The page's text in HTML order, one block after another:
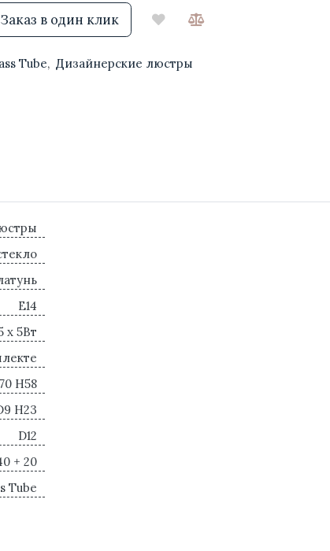
Заказ в один клик
Tube, Дизайнерские люстры
E14
x 5Вт
H58
H23
D12
+ 20
Tube